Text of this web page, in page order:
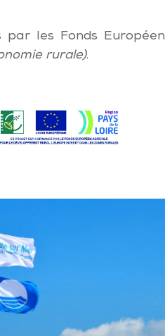
les Fonds
rurale).